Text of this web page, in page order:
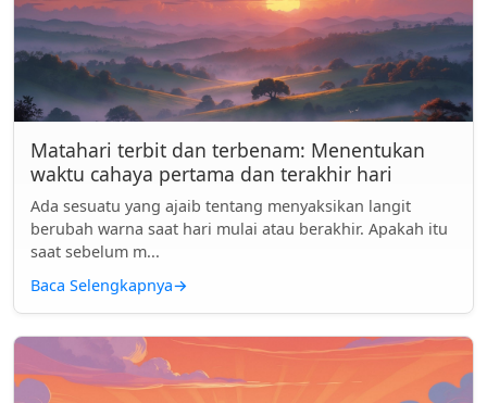
Matahari terbit dan terbenam: Menentukan
waktu cahaya pertama dan terakhir hari
Ada sesuatu yang ajaib tentang menyaksikan langit
berubah warna saat hari mulai atau berakhir. Apakah itu
saat sebelum m...
Baca Selengkapnya→